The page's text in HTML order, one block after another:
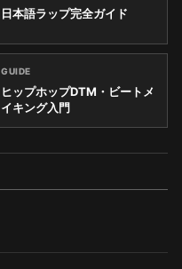
日本語ラップ完全ガイド
GUIDE
ヒップホップDTM・ビートメ
イキング入門